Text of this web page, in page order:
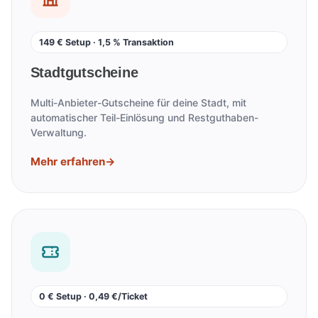
149 € Setup · 1,5 % Transaktion
Stadtgutscheine
Multi-Anbieter-Gutscheine für deine Stadt, mit
automatischer Teil-Einlösung und Restguthaben-
Verwaltung.
Mehr erfahren→
0 € Setup · 0,49 €/Ticket